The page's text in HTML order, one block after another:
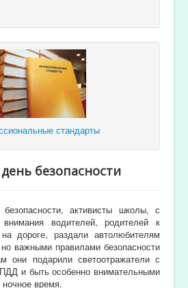
стандарты
безопасности
активисты школы, с
водителей, родителей к
дороге, раздали автолюбителям
важными правилами безопасности
они подарили светоотражатели с
и быть особенно внимательными
время.